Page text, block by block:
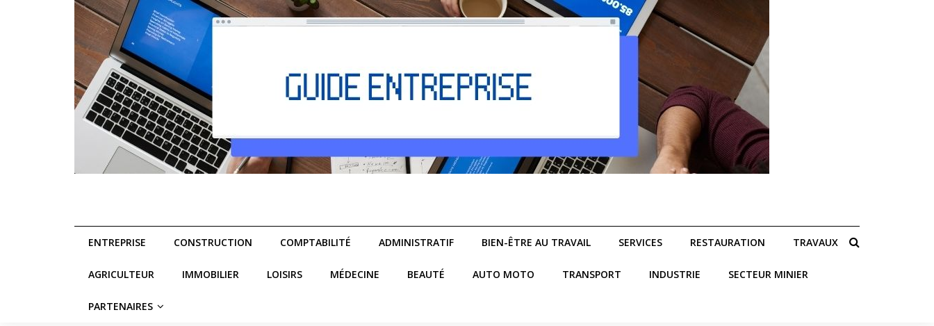
ENTREPRISE CONSTRUCTION COMPTABILITÉ ADMINISTRATIF BIEN-ÊTRE AU TRAVAIL SERVICES RESTAURATION TRAVAUX
AGRICULTEUR IMMOBILIER LOISIRS MÉDECINE BEAUTÉ AUTO MOTO TRANSPORT INDUSTRIE SECTEUR MINIER
PARTENAIRES